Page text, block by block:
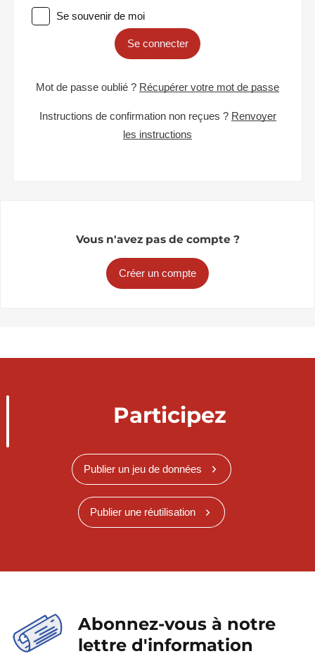
Se souvenir de moi
Se connecter
Mot de passe oublié ? Récupérer votre mot de passe
Instructions de confirmation non reçues ? Renvoyer
les instructions
Vous n'avez pas de compte ?
Créer un compte
Participez
Publier un jeu de données
Publier une réutilisation
Abonnez-vous à notre
lettre d'information